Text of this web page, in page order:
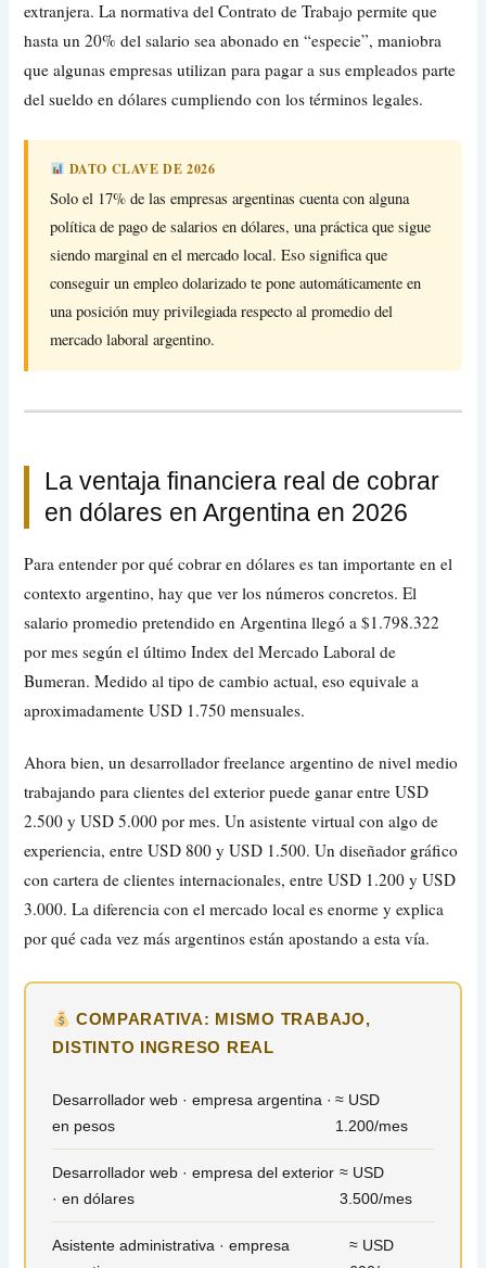
extranjera. La normativa del Contrato de Trabajo permite que
hasta un 20% del salario sea abonado en “especie”, maniobra
que algunas empresas utilizan para pagar a sus empleados parte
del sueldo en dólares cumpliendo con los términos legales.
DATO CLAVE DE 2026
Solo el 17% de las empresas argentinas cuenta con alguna
política de pago de salarios en dólares, una práctica que sigue
siendo marginal en el mercado local. Eso significa que
conseguir un empleo dolarizado te pone automáticamente en
una posición muy privilegiada respecto al promedio del
mercado laboral argentino.
La ventaja financiera real de cobrar
en dólares en Argentina en 2026
Para entender por qué cobrar en dólares es tan importante en el
contexto argentino, hay que ver los números concretos. El
salario promedio pretendido en Argentina llegó a $1.798.322
por mes según el último Index del Mercado Laboral de
Bumeran. Medido al tipo de cambio actual, eso equivale a
aproximadamente USD 1.750 mensuales.
Ahora bien, un desarrollador freelance argentino de nivel medio
trabajando para clientes del exterior puede ganar entre USD
2.500 y USD 5.000 por mes. Un asistente virtual con algo de
experiencia, entre USD 800 y USD 1.500. Un diseñador gráfico
con cartera de clientes internacionales, entre USD 1.200 y USD
3.000. La diferencia con el mercado local es enorme y explica
por qué cada vez más argentinos están apostando a esta vía.
COMPARATIVA: MISMO TRABAJO,
DISTINTO INGRESO REAL
Desarrollador web · empresa argentina ·
en pesos
≈ USD
1.200/mes
Desarrollador web · empresa del exterior
· en dólares
≈ USD
3.500/mes
Asistente administrativa · empresa
≈ USD